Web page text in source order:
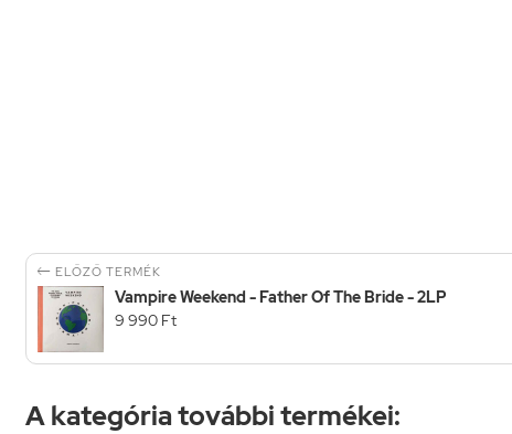
 ELŐZŐ TERMÉK
Vampire Weekend - Father Of The Bride - 2LP
9 990 Ft
A kategória további termékei: